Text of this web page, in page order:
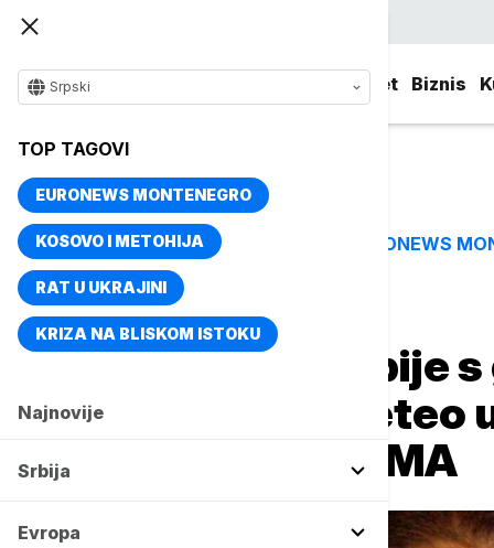
Svet Biznis
Srpski
TOP TAGOVI
EURONEWS MONTENEGRO
KOSOVO I METOHIJA
RAT U UKRAJINI
KRIZA NA BLISKOM ISTOKU
Najnovije
Srbija
Evropa
TOP TAGOVI EURONEWS
Naslovna Srbija
Avion Vlade Srbije
Pavkovićem sleteo
sanitetom na VMA